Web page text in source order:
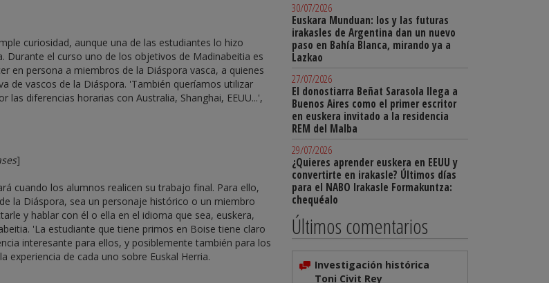
curiosidad, aunque una de las estudiantes lo hizo
Durante el curso uno de los objetivos de Madinabeitia es
en persona a miembros de la Diáspora vasca, a quienes
de vascos de la Diáspora. 'También queríamos utilizar
diferencias horarias con Australia, Shanghai, EEUU...',
]
cuando los alumnos realicen su trabajo final. Para ello,
la Diáspora, sea un personaje histórico o un miembro
y hablar con él o ella en el idioma que sea, euskera,
'La estudiante que tiene primos en Boise tiene claro
interesante para ellos, y posiblemente también para los
de cada uno sobre Euskal Herria.
30/07/2026
Euskara Munduan: los y las futuras
irakasles de Argentina dan un nuevo
paso en Bahía Blanca, mirando ya a
Lazkao
27/07/2026
El donostiarra Beñat Sarasola llega a
Buenos Aires como el primer escritor
en euskera invitado a la residencia
REM del Malba
29/07/2026
¿Quieres aprender euskera en EEUU y
convertirte en irakasle? Últimos días
para el NABO Irakasle Formakuntza:
chequéalo
Últimos comentarios
Investigación histórica
Toni Civit Rey